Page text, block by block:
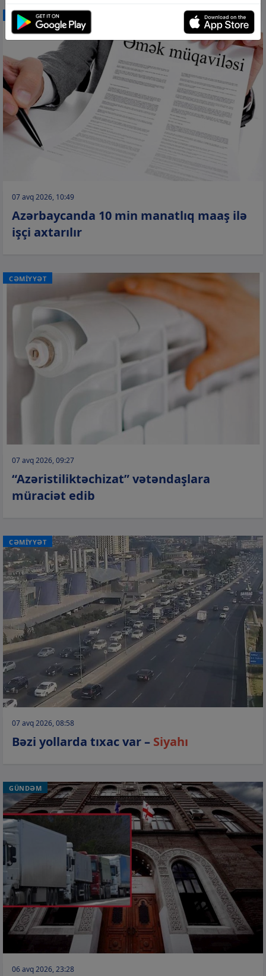
CƏMİYYƏT
07 avq 2026, 10:49
Azərbaycanda 10 min manatlıq maaş ilə
işçi axtarılır
CƏMİYYƏT
07 avq 2026, 09:27
“Azəristiliktəchizat” vətəndaşlara
müraciət edib
CƏMİYYƏT
07 avq 2026, 08:58
Bəzi yollarda tıxac var – Siyahı
GÜNDƏM
06 avq 2026, 23:28